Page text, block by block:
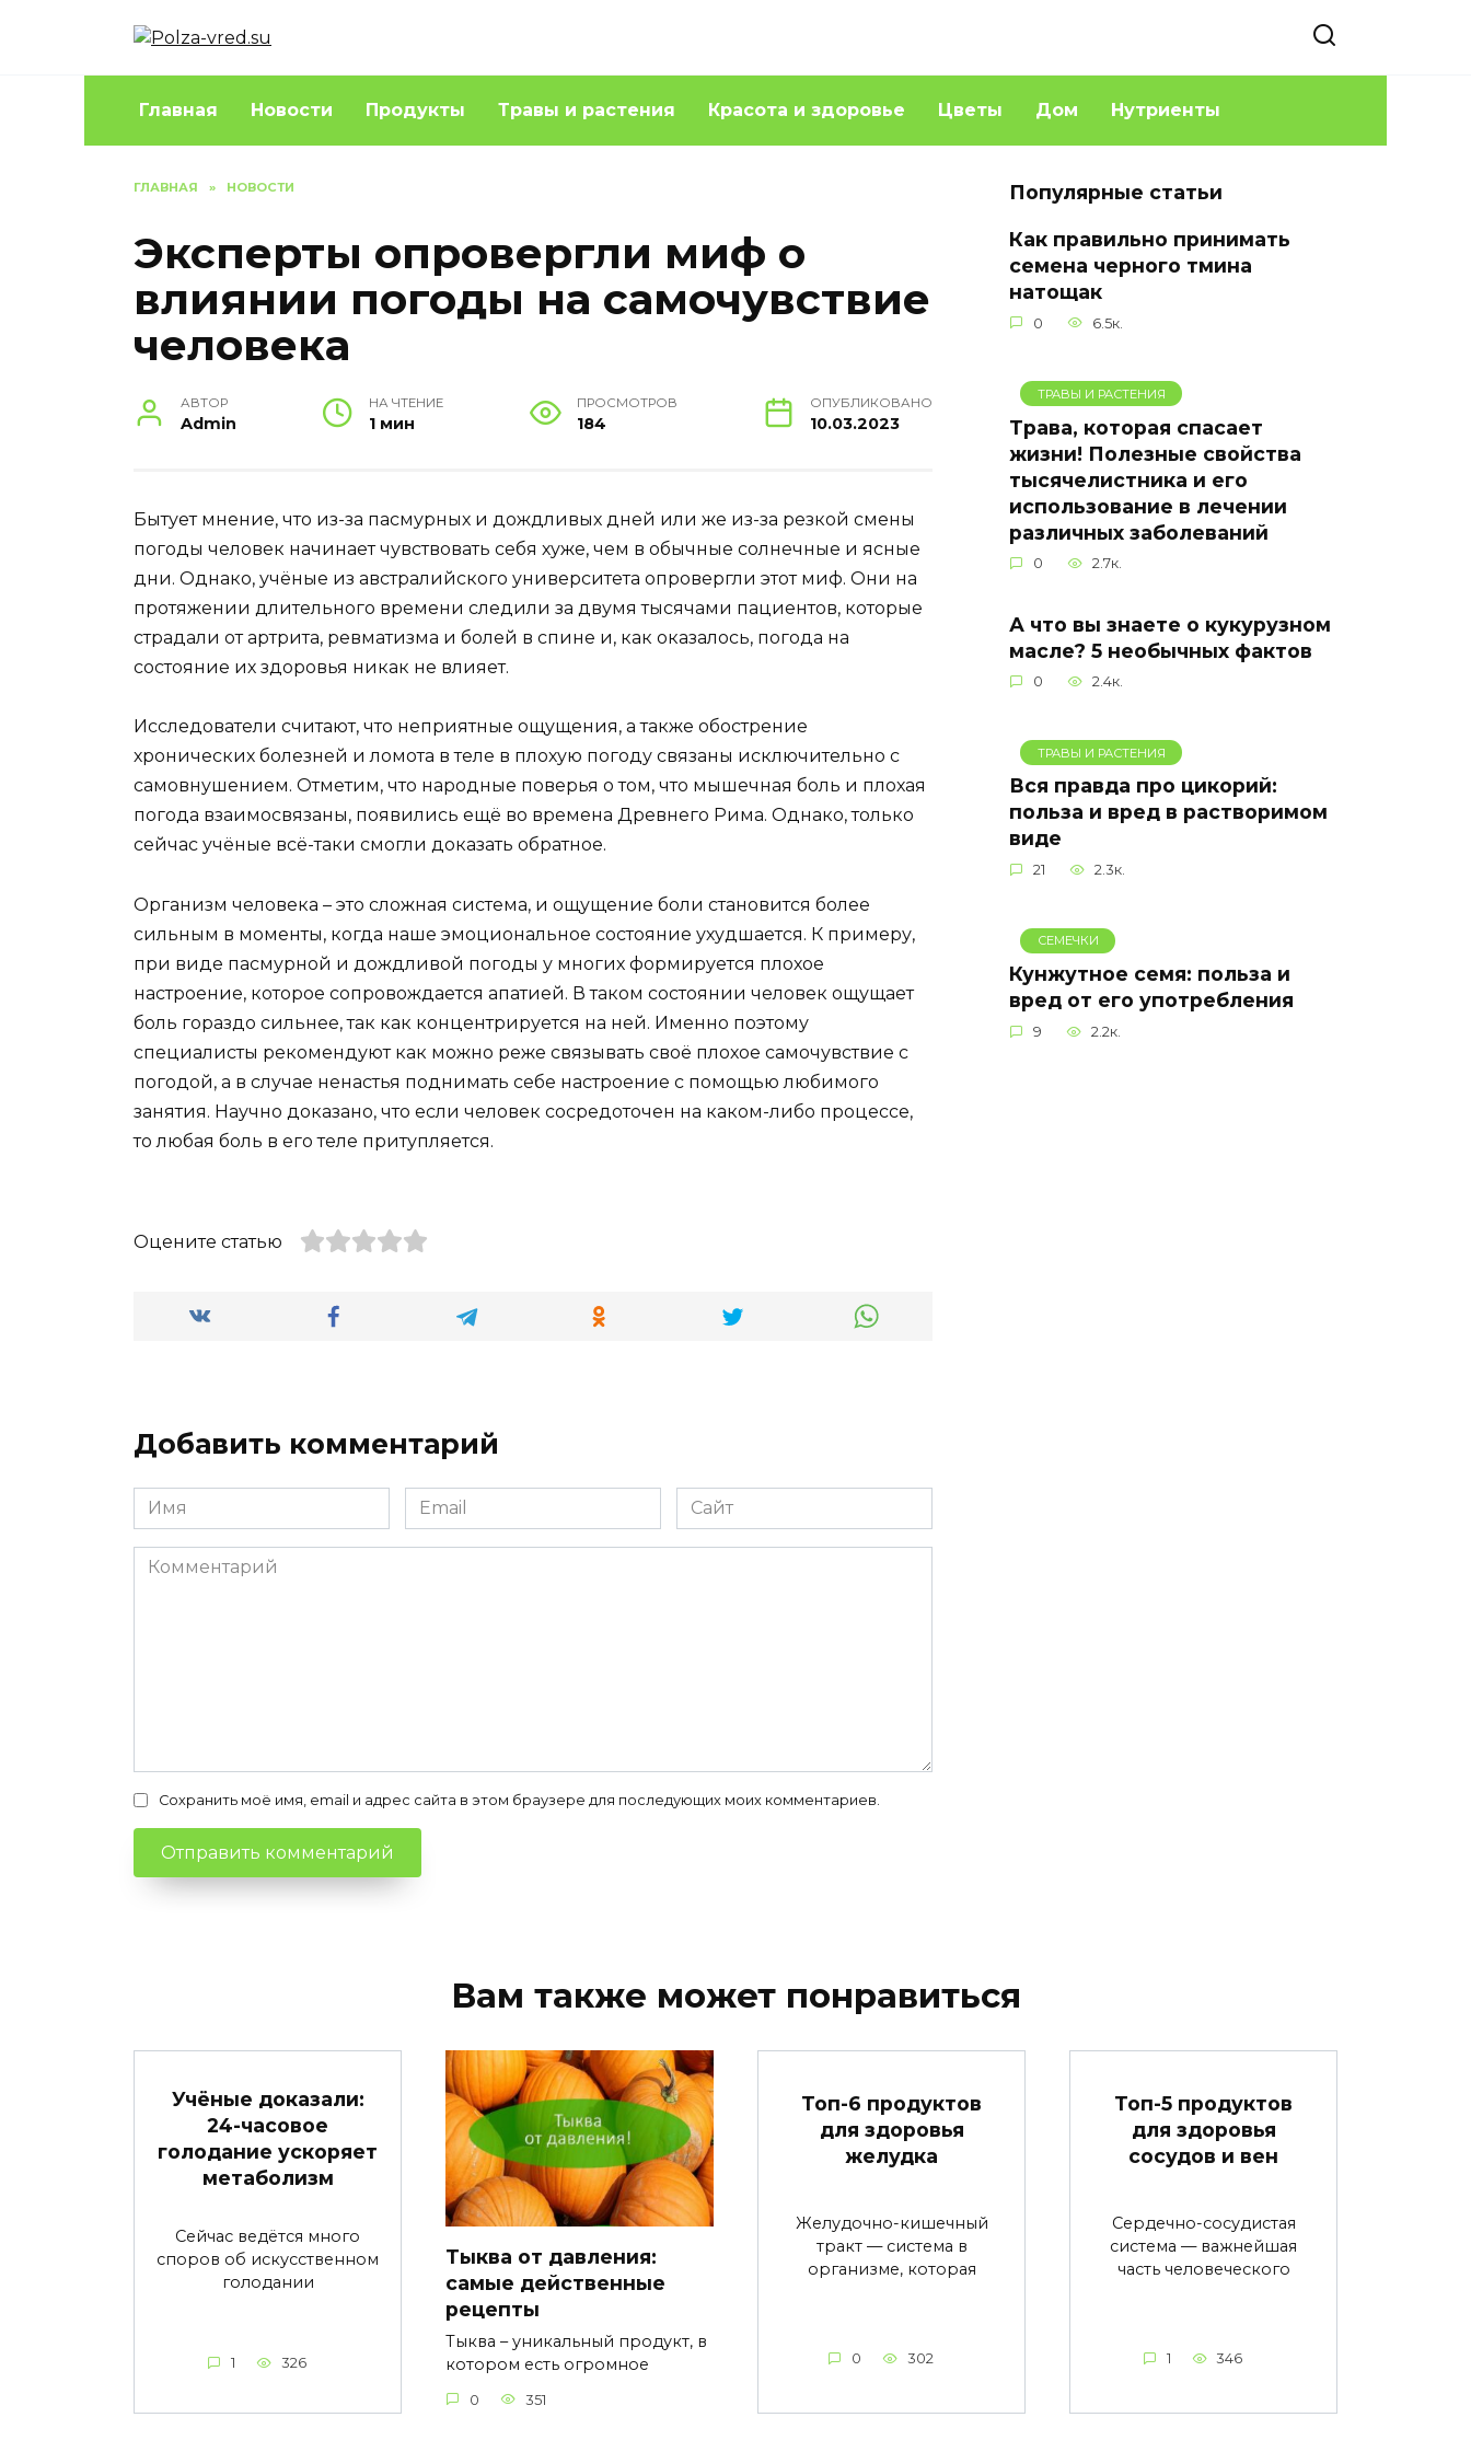
Главная Новости Продукты Травы и растения Красота и здоровье Цветы Дом Нутриенты
ГЛАВНАЯ » НОВОСТИ
Эксперты опровергли миф о
влиянии погоды на самочувствие
человека
АВТОР
Admin
НА ЧТЕНИЕ
1 мин
ПРОСМОТРОВ
184
ОПУБЛИКОВАНО
10.03.2023
Бытует мнение, что из-за пасмурных и дождливых дней или же из-за резкой смены
погоды человек начинает чувствовать себя хуже, чем в обычные солнечные и ясные
дни. Однако, учёные из австралийского университета опровергли этот миф. Они на
протяжении длительного времени следили за двумя тысячами пациентов, которые
страдали от артрита, ревматизма и болей в спине и, как оказалось, погода на
состояние их здоровья никак не влияет.
Исследователи считают, что неприятные ощущения, а также обострение
хронических болезней и ломота в теле в плохую погоду связаны исключительно с
самовнушением. Отметим, что народные поверья о том, что мышечная боль и плохая
погода взаимосвязаны, появились ещё во времена Древнего Рима. Однако, только
сейчас учёные всё-таки смогли доказать обратное.
Организм человека – это сложная система, и ощущение боли становится более
сильным в моменты, когда наше эмоциональное состояние ухудшается. К примеру,
при виде пасмурной и дождливой погоды у многих формируется плохое
настроение, которое сопровождается апатией. В таком состоянии человек ощущает
боль гораздо сильнее, так как концентрируется на ней. Именно поэтому
специалисты рекомендуют как можно реже связывать своё плохое самочувствие с
погодой, а в случае ненастья поднимать себе настроение с помощью любимого
занятия. Научно доказано, что если человек сосредоточен на каком-либо процессе,
то любая боль в его теле притупляется.
Оцените статью
Добавить комментарий
Имя
*
Email
*
Сайт
Комментарий
Сохранить моё имя, email и адрес сайта в этом браузере для последующих моих комментариев.
Популярные статьи
Как правильно принимать
семена черного тмина
натощак
0 6.5к.
ТРАВЫ И РАСТЕНИЯ
Трава, которая спасает
жизни! Полезные свойства
тысячелистника и его
использование в лечении
различных заболеваний
0 2.7к.
А что вы знаете о кукурузном
масле? 5 необычных фактов
0 2.4к.
ТРАВЫ И РАСТЕНИЯ
Вся правда про цикорий:
польза и вред в растворимом
виде
21 2.3к.
СЕМЕЧКИ
Кунжутное семя: польза и
вред от его употребления
9 2.2к.
Вам также может понравиться
Учёные доказали:
24-часовое
голодание ускоряет
метаболизм
Сейчас ведётся много
споров об искусственном
голодании
1 326
Тыква от давления:
самые действенные
рецепты
Тыква – уникальный продукт, в
котором есть огромное
0 351
Топ-6 продуктов
для здоровья
желудка
Желудочно-кишечный
тракт — система в
организме, которая
0 302
Топ-5 продуктов
для здоровья
сосудов и вен
Сердечно-сосудистая
система — важнейшая
часть человеческого
1 346